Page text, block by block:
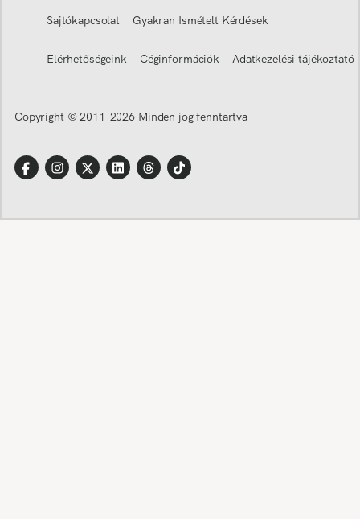
Sajtókapcsolat Gyakran Ismételt Kérdések
Elérhetőségeink Céginformációk Adatkezelési tájékoztató
Copyright © 2011-2026 Minden jog fenntartva